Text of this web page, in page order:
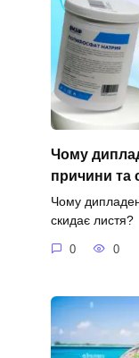
Чому
причини та
Чому
скидає листя?
0 0